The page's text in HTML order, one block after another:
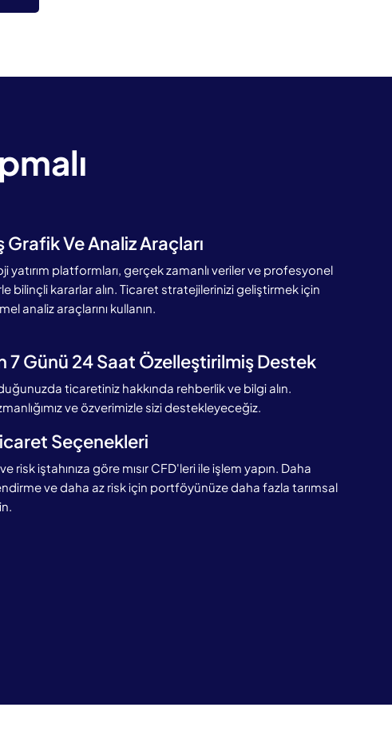
Grafik Ve Analiz Araçları
yatırım platformları, gerçek zamanlı veriler ve profesyonel
bilinçli kararlar alın. Ticaret stratejilerinizi geliştirmek için
analiz araçlarını kullanın.
7 Günü 24 Saat Özelleştirilmiş Destek
ticaretiniz hakkında rehberlik ve bilgi alın.
ve özverimizle sizi destekleyeceğiz.
Seçenekleri
risk iştahınıza göre mısır CFD'leri ile işlem yapın. Daha
ve daha az risk için portföyünüze daha fazla tarımsal